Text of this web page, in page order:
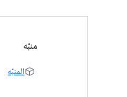
منبّه
المنبّه